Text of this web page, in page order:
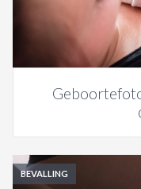
ACTIES & KORTING
BEVALLING